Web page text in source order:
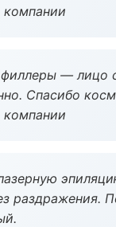
— лицо
Спасибо
раздражения.